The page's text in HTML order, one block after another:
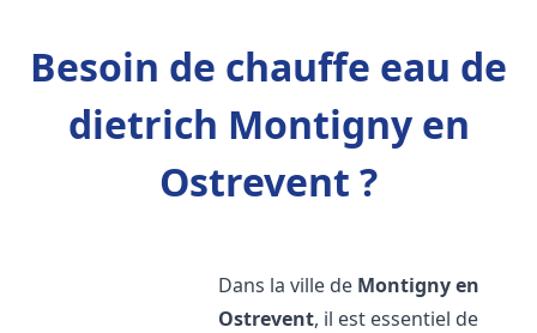
Besoin de chauffe eau de
dietrich Montigny en
Ostrevent ?
Dans la ville de Montigny en
Ostrevent, il est essentiel de